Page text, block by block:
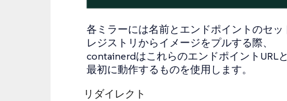
各ミラーには名前とエンドポイントのセッ
レジストリからイメージをプルする際、
containerdはこれらのエンドポイントURL
最初に動作するものを使用します。
リダイレクト